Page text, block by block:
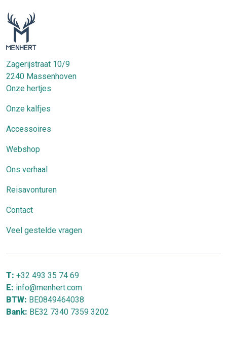
Zagerijstraat 10/9
2240 Massenhoven
Onze hertjes
Onze kalfjes
Accessoires
Webshop
Ons verhaal
Reisavonturen
Contact
Veel gestelde vragen
T: +32 493 35 74 69
E: info@menhert.com
BTW: BE0849464038
Bank: BE32 7340 7359 3202